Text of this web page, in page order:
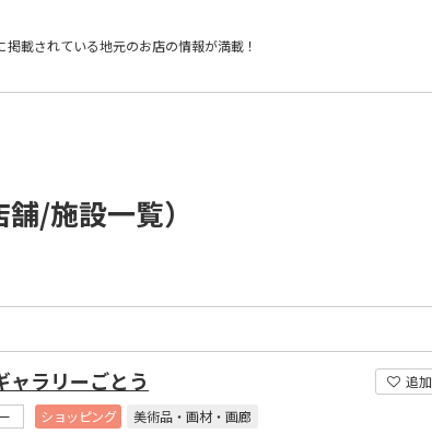
掲載されている地元のお店の情報が満載！
/施設一覧）
追加
ャラリーごとう
ショッピング
美術品・画材・画廊